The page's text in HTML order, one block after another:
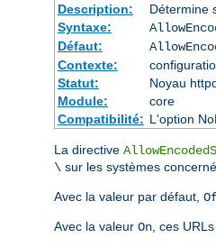
Description:
Détermine
Syntaxe:
Défaut:
Contexte:
Statut:
Noyau
Module:
core
Compatibilité: L'option
La directive
\ sur les systèmes
Avec la valeur par défaut,
Avec la valeur On , ces